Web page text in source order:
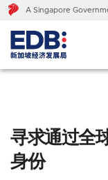
A Singapore
寻求通过全
身份